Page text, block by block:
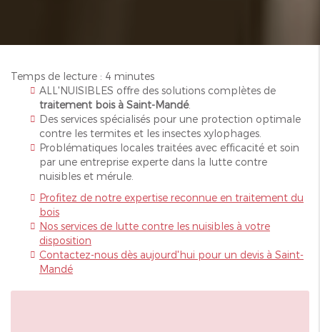
Temps de lecture : 4 minutes
ALL'NUISIBLES offre des solutions complètes de
traitement bois à Saint-Mandé.
Des services spécialisés pour une protection optimale
contre les termites et les insectes xylophages.
Problématiques locales traitées avec efficacité et soin
par une entreprise experte dans la lutte contre
nuisibles et mérule.
Profitez de notre expertise reconnue en traitement du
bois
Nos services de lutte contre les nuisibles à votre
disposition
Contactez-nous dès aujourd'hui pour un devis à Saint-
Mandé